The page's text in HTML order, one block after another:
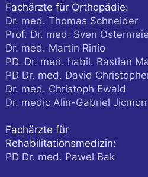
Fachärzte für Orthopädie:
Dr. med. Thomas Schneider
Prof. Dr. med. Sven
Dr. med. Martin Rinio
PD. Dr. med. habil. Bastian
PD Dr. med. David
Dr. med. Christoph Ewald
Dr. medic Alin-Gabriel Jicmon
Fachärzte für
Rehabilitationsmedizin:
PD Dr. med. Pawel Bak